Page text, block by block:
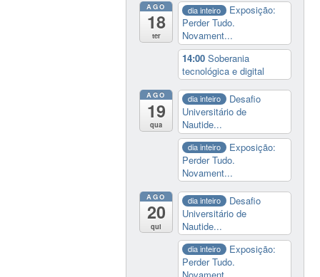
AGO
18
ter
dia inteiro
Exposição:
Perder Tudo.
Novament...
14:00Soberania
tecnológica e digital
AGO
19
qua
dia inteiro
Desafio
Universitário de
Nautide...
dia inteiro
Exposição:
Perder Tudo.
Novament...
AGO
20
qui
dia inteiro
Desafio
Universitário de
Nautide...
dia inteiro
Exposição:
Perder Tudo.
Novament...